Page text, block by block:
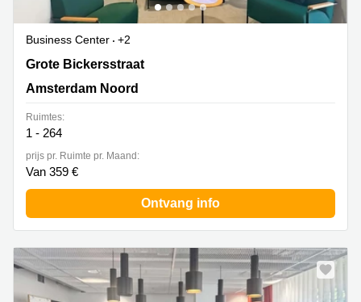
Business Center
+2
Grote Bickersstraat 74-78, Amsterdam Noord
Grote Bickersstraat
Amsterdam Noord
Ruimtes:
1 - 264
prijs pr. Ruimte pr. Maand:
Van 359 €
Ontvang info